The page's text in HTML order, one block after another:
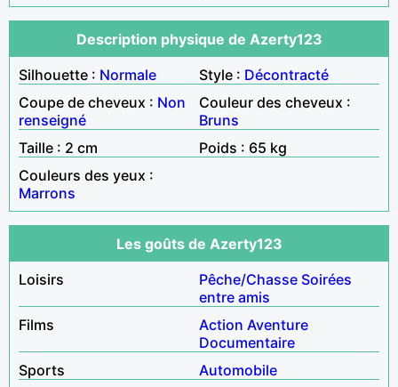
Description physique de Azerty123
Silhouette : Normale Style : Décontracté
Coupe de cheveux : Non
renseigné
Couleur des cheveux :
Bruns
Taille : 2 cm
Poids : 65 kg
Couleurs des yeux :
Marrons
Les goûts de Azerty123
Loisirs
Pêche/Chasse Soirées
entre amis
Films
Action Aventure
Documentaire
Sports
Automobile